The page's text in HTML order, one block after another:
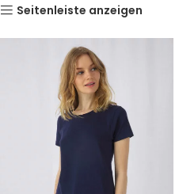
Seitenleiste anzeigen